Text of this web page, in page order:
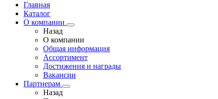
Главная
Каталог
О компании
Назад
О компании
Общая информация
Ассортимент
Достижения и награды
Вакансии
Партнерам
Назад